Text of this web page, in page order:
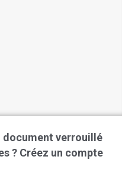
document verrouillé
? Créez un compte